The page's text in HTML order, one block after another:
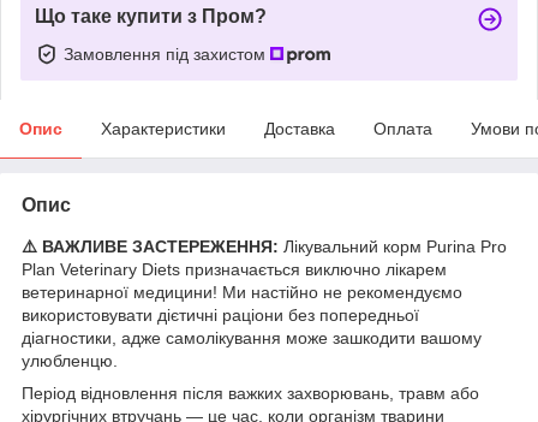
Що таке купити з Пром?
Замовлення під захистом
Опис Характеристики Доставка Оплата Умови
Опис
⚠️ ВАЖЛИВЕ ЗАСТЕРЕЖЕННЯ: Лікувальний корм Purina Pro
Plan Veterinary Diets призначається виключно лікарем
ветеринарної медицини! Ми настійно не рекомендуємо
використовувати дієтичні раціони без попередньої
діагностики, адже самолікування може зашкодити вашому
улюбленцю.
Період відновлення після важких захворювань, травм або
хірургічних втручань — це час, коли організм тварини